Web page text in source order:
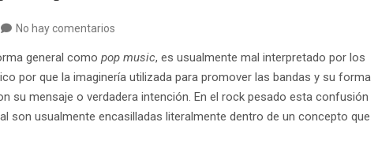
No hay comentarios
general como pop music, es usualmente mal interpretado por los
por que la imaginería utilizada para promover las bandas y su forma
su mensaje o verdadera intención. En el rock pesado esta confusión
son usualmente encasilladas literalmente dentro de un concepto que